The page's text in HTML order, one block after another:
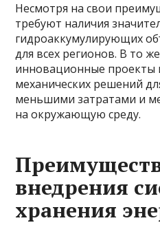
Несмотря на свои
требуют наличия
гидроаккумулирующих
для всех регионов. В то
инновационные проекты
механических решений
меньшими затратами и
на окружающую среду.
внедрения
хранения